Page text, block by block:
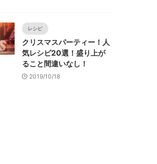
レシピ
クリスマスパーティー！人
気レシピ20選！盛り上が
ること間違いなし！
2019/10/18